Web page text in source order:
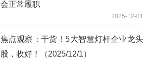
会正常履职
2025-12-01
焦点观察：干货！5大智慧灯杆企业龙头
股，收好！（2025/12/1）